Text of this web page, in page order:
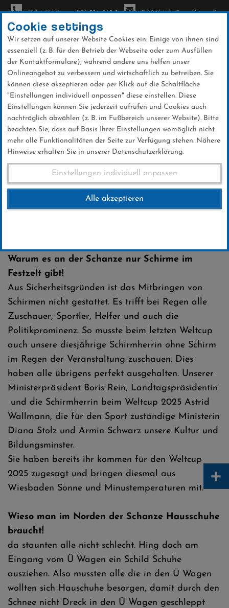
Direkt
zum
Inhalt
Ticket-Hotline: +49 56 32 - 960-0 E-Mail: info@sc-willingen.de
News
Weltcup-Splitter 04.12.2024
04 .Dezember 2024
Warum es an der Schanze nur Schirme im
Festzelt gibt!
Aus Sicherheitsgründen ist das Mitbringen von
Schirmen nicht gestattet. Es trifft bei Regen alle
Zuschauer, Sportler, Helfer und auch die
Politikprominenz. So musste beim letzten Weltcup
auch unsere diesjährige Schirmherrin ohne Schirm
im Regen der Veranstaltung zuschauen. Dies
haben alle übrigens perfekt ausgehalten. Unserer
Ministerpräsident Boris Rein, Landtagspräsidentin
und die Schirmherrin beim Weltcup 2025 Astrid
Wallmann, die für den Sport zuständige Ministerin
Diana Stolz und Armin Schwarz unsere Kultur und
Bildungsminster.
Sie haben bereits ihr kommen für den Weltcup
2025 zugesagt und bringen diesmal aus
Wiesbaden Sonne und Minustemperaturen mit.
Wieso man im Norden der Schanze Hausschuhe
braucht!
da staunten alle nicht schlecht. Hing doch am
Eingang vom Ü Wagen ein Schild Schuhe
ausziehen. Also mussten alle die in den Ü Wagen
wollten sich Hauschuhe besorgen, damit durch den
Schnee nicht Dreck in den Ü Wagen geschleppt
Cookie settings
Wir setzen auf unserer Website Cookies ein. Einige von ihnen sind
essenziell (z. B. für den Betrieb der Webseite oder zum Ausfüllen
der Kontaktformulare), während andere uns helfen unser
Onlineangebot zu verbessern und wirtschaftlich zu betreiben. Sie
können diese akzeptieren oder per Klick auf die Schaltfläche
"Einstellungen individuell anpassen" diese einstellen. Diese
Einstellungen können Sie jederzeit aufrufen und Cookies auch
nachträglich abwählen (z. B. im Fußbereich unserer Website). Bitte
beachten Sie, dass auf Basis Ihrer Einstellungen womöglich nicht
mehr alle Funktionalitäten der Seite zur Verfügung stehen. Nähere
Hinweise erhalten Sie in unserer Datenschutzerklärung.
Einstellungen individuell anpassen
Alle akzeptieren
+